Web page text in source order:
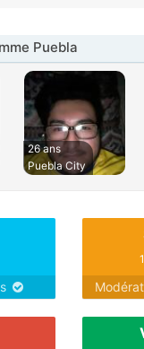
Puebla
26 ans
Puebla City